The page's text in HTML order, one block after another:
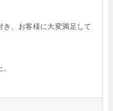
、お客様に大変満足して